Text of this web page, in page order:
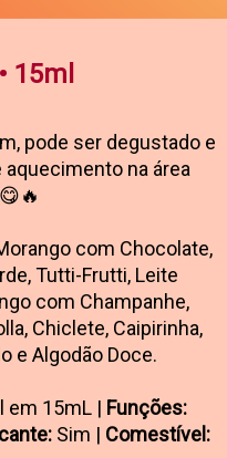
15ml
pode ser degustado e
na área
com Chocolate,
Tutti-Frutti, Leite
com Champanhe,
Chiclete, Caipirinha,
e Algodão Doce.
em 15mL | Funções:
Sim | Comestível: